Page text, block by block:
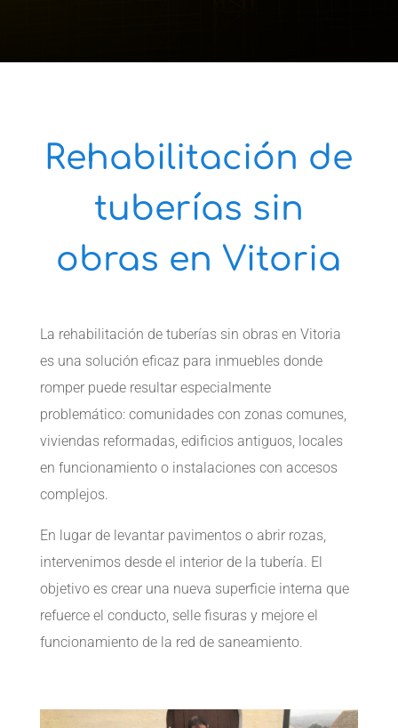
Rehabilitación de
tuberías sin
obras en Vitoria
La rehabilitación de tuberías sin obras en Vitoria
es una solución eficaz para inmuebles donde
romper puede resultar especialmente
problemático: comunidades con zonas comunes,
viviendas reformadas, edificios antiguos, locales
en funcionamiento o instalaciones con accesos
complejos.
En lugar de levantar pavimentos o abrir rozas,
intervenimos desde el interior de la tubería. El
objetivo es crear una nueva superficie interna que
refuerce el conducto, selle fisuras y mejore el
funcionamiento de la red de saneamiento.